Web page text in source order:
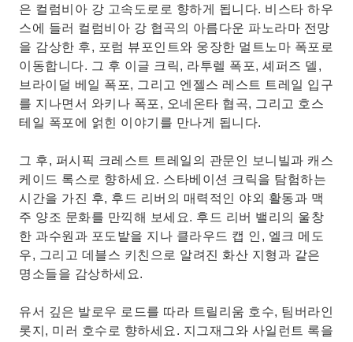
은 컬럼비아 강 고속도로로 향하게 됩니다. 비스타 하우
스에 들러 컬럼비아 강 협곡의 아름다운 파노라마 전망
을 감상한 후, 포럼 뷰포인트와 웅장한 멀트노마 폭포로
이동합니다. 그 후 이글 크릭, 라투렐 폭포, 셰퍼즈 델,
브라이덜 베일 폭포, 그리고 엔젤스 레스트 트레일 입구
를 지나면서 와키나 폭포, 오네온타 협곡, 그리고 호스
테일 폭포에 얽힌 이야기를 만나게 됩니다.
그 후, 퍼시픽 크레스트 트레일의 관문인 보니빌과 캐스
케이드 록스로 향하세요. 스타베이션 크릭을 탐험하는
시간을 가진 후, 후드 리버의 매력적인 야외 활동과 맥
주 양조 문화를 만끽해 보세요. 후드 리버 밸리의 울창
한 과수원과 포도밭을 지나 클라우드 캡 인, 엘크 메도
우, 그리고 데블스 키친으로 알려진 화산 지형과 같은
명소들을 감상하세요.
유서 깊은 발로우 로드를 따라 트릴리움 호수, 팀버라인
롯지, 미러 호수로 향하세요. 지그재그와 사일런트 록을